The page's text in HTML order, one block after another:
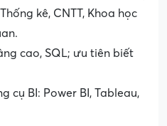
kê, CNTT, Khoa học
cao, SQL; ưu tiên biết
cụ BI: Power BI, Tableau,